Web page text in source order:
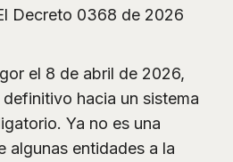
Decreto 0368 de 2026
el 8 de abril de 2026,
hacia un sistema
Ya no es una
algunas entidades a la